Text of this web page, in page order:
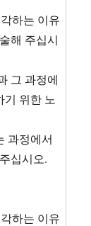
하는 이유
해 주십시
그 과정에
기 위한 노
과정에서
십시오.
하는 이유